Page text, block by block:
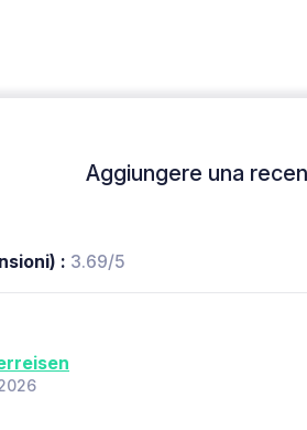
Aggiungere una
: 3.69/5